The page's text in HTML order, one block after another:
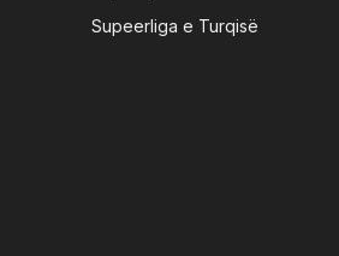
Supeerliga e Turqisë